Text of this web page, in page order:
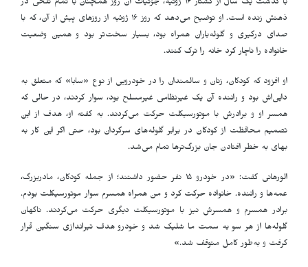
با گذشت یک سال از کشتار ۱۶ ژوئیه، جزئیات آن روز همچنان با تمام تلخی در
ذهنش زنده است. او توضیح می‌دهد که روز ۱۶ ژوئیه از روزهای پیش از آن، که با
صدای درگیری و گلوله‌باران همراه بود، بسیار سخت‌تر بود و همین وضعیت
خانواده را ناچار کرد خانه را ترک کنند.
او افزود که کودکان، زنان و سالمندان را در خودرویی از نوع «سابا» که متعلق به
دایی‌اش بود و راننده آن یک غیرنظامی غیرمسلح بود، سوار کردند، در حالی که
همسر او و برادرش با موتورسیکلت حرکت می‌کردند. به گفته او، هدف از این
تصمیم محافظت از کودکان در برابر گلوله‌های سرگردان بود، حتی اگر این کار به
بهای به خطر افتادن جان بزرگ‌ترها تمام می‌شد.
الورهانی گفت: «در خودرو ۱۵ نفر حضور داشتند؛ از جمله کودکان، مادربزرگ،
عمه‌ها و راننده. خانواده حرکت کرد و من همراه همسرم سوار موتورسیکلت بودم.
برادر همسرم و همسرش نیز با موتورسیکلت دیگری حرکت می‌کردند. ناگهان
گلوله‌ها از هر سو به سمت ما شلیک شد و خودرو هدف تیراندازی سنگین قرار
گرفت و به‌طور کامل متوقف شد.
»